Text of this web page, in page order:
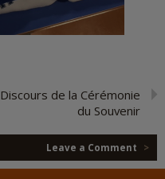
Discours de la Cérémonie
du Souvenir
Leave a Comment >